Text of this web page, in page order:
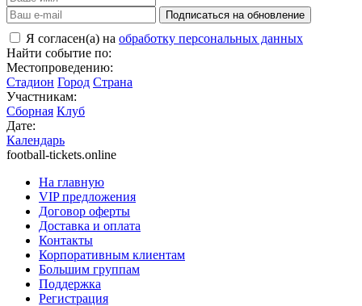
Подписаться на обновление
Я согласен(а) на обработку персональных данных
Найти событие по:
Местопроведению:
Стадион Город Страна
Участникам:
Сборная Клуб
Дате:
Календарь
football-tickets.online
На главную
VIP предложения
Договор оферты
Доставка и оплата
Контакты
Корпоративным клиентам
Большим группам
Поддержка
Регистрация